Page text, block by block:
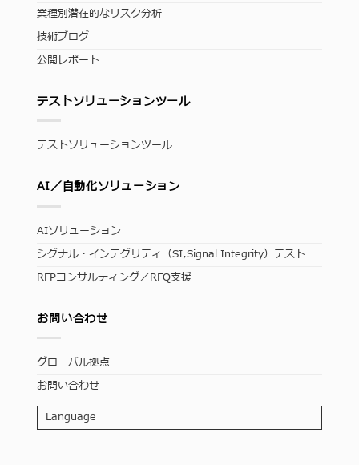
業種別潜在的なリスク分析
技術ブログ
公開レポート
テストソリューションツール
テストソリューションツール
AI／自動化ソリューション
AIソリューション
シグナル・インテグリティ（SI,Signal Integrity）テスト
RFPコンサルティング／RFQ支援
お問い合わせ
グローバル拠点
お問い合わせ
Language